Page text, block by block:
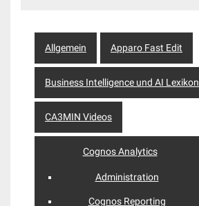
Allgemein Apparo Fast Edit
Business Intelligence und AI Lexikon
CA3MIN Videos
Cognos Analytics
Administration
Cognos Reporting